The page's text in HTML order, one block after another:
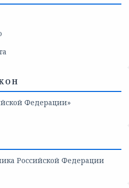
Федерации»
Российской Федерации